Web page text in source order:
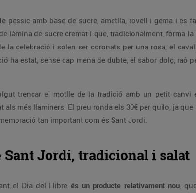
pessic amb base de sucre, ametlla, rovell i gema i es
làmina de sucre cremat i que, tradicionalment, forma
la celebració i solen ser coronats per una rosa, el
ha estat, sense cap mena de dubte, el sabor dolç, raó
trencar el motlle de la tradició amb un petit canvi
més llaminers. El preu ronda els 30€ per quilo, ja
tan important com és Sant Jordi.
Sant Jordi, tradicional i salat
el Dia del Llibre és un producte relativament nou,